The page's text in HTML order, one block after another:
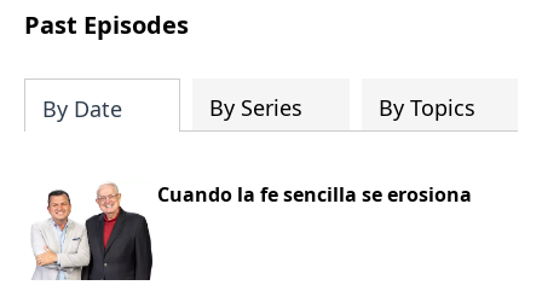
Past Episodes
By Date By Series By Topics
Cuando la fe sencilla se erosiona